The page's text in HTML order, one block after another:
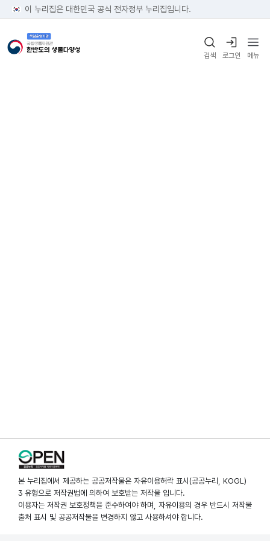
이 누리집은 대한민국 공식 전자정부 누리집입니다.
검색 로그인 메뉴
본 누리집에서 제공하는 공공저작물은 자유이용허락 표시(공공누리, KOGL)
3 유형으로 저작권법에 의하여 보호받는 저작물 입니다.
이용자는 저작권 보호정책을 준수하여야 하며, 자유이용의 경우 반드시 저작물
출처 표시 및 공공저작물을 변경하지 않고 사용하셔야 합니다.